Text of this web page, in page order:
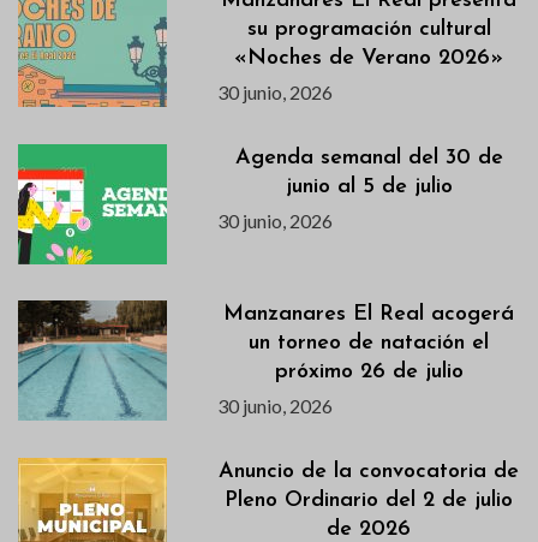
su programación cultural
«Noches de Verano 2026»
30 junio, 2026
Agenda semanal del 30 de
junio al 5 de julio
30 junio, 2026
Manzanares El Real acogerá
un torneo de natación el
próximo 26 de julio
30 junio, 2026
Anuncio de la convocatoria de
Pleno Ordinario del 2 de julio
de 2026